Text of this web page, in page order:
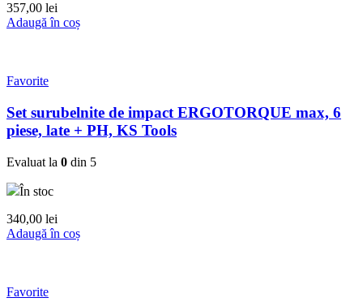
357,00 lei
Adaugă în coș
Favorite
Set surubelnite de impact ERGOTORQUE max, 6
piese, late + PH, KS Tools
Evaluat la 0 din 5
În stoc
340,00 lei
Adaugă în coș
Favorite